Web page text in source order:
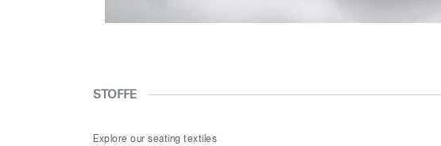
STOFFE
Explore our seating textiles